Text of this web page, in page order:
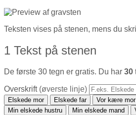
Teksten vises på stenen, mens du
1 Tekst på stenen
De første 30 tegn er gratis. Du har 30
Overskrift (øverste linje)
Elskede mor Elskede far Vor kære mor
Min elskede hustru
Min elskede mand